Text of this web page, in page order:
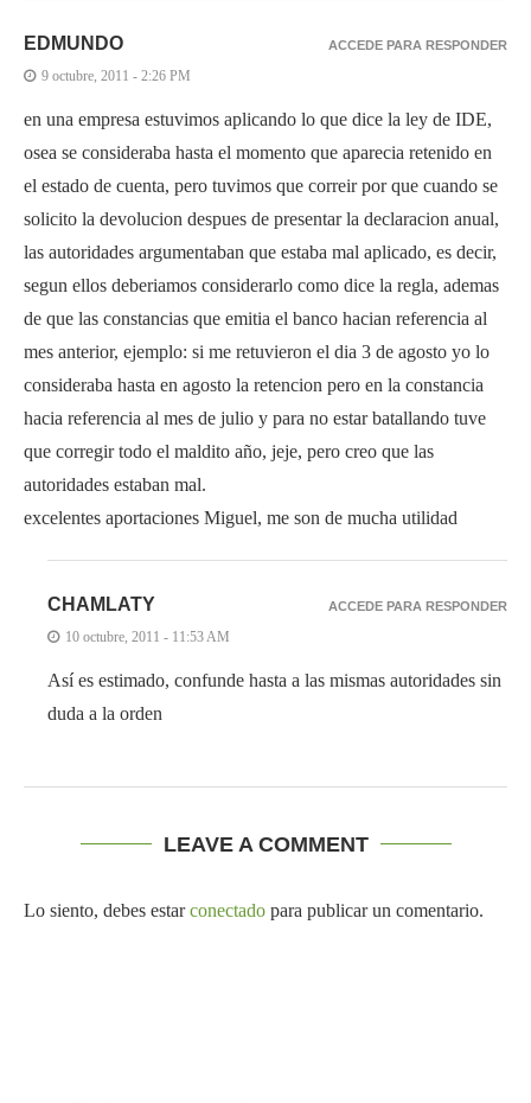
EDMUNDO
9 octubre, 2011 - 2:26 PM
en una empresa estuvimos aplicando lo que dice la ley de IDE,
osea se consideraba hasta el momento que aparecia retenido en
el estado de cuenta, pero tuvimos que correir por que cuando se
solicito la devolucion despues de presentar la declaracion anual,
las autoridades argumentaban que estaba mal aplicado, es decir,
segun ellos deberiamos considerarlo como dice la regla, ademas
de que las constancias que emitia el banco hacian referencia al
mes anterior, ejemplo: si me retuvieron el dia 3 de agosto yo lo
consideraba hasta en agosto la retencion pero en la constancia
hacia referencia al mes de julio y para no estar batallando tuve
que corregir todo el maldito año, jeje, pero creo que las
autoridades estaban mal.
excelentes aportaciones Miguel, me son de mucha utilidad
ACCEDE PARA RESPONDER
CHAMLATY
10 octubre, 2011 - 11:53 AM
Así es estimado, confunde hasta a las mismas autoridades sin
duda a la orden
ACCEDE PARA RESPONDER
LEAVE A COMMENT
Lo siento, debes estarconectado para publicar un comentario.